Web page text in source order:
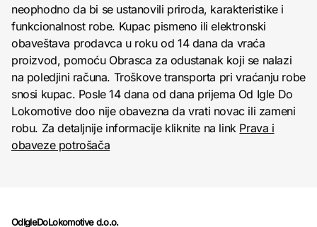
neophodno da bi se ustanovili priroda, karakteristike i
funkcionalnost robe. Kupac pismeno ili elektronski
obaveštava prodavca u roku od 14 dana da vraća
proizvod, pomoću Obrasca za odustanak koji se nalazi
na poledjini računa. Troškove transporta pri vraćanju robe
snosi kupac. Posle 14 dana od dana prijema Od Igle Do
Lokomotive doo nije obavezna da vrati novac ili zameni
robu. Za detaljnije informacije kliknite na link Prava i
obaveze potrošača
OdIgleDoLokomotive d.o.o.